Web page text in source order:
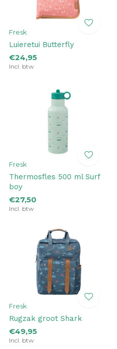
Fresk
Luieretui Butterfly
€24,95
Incl. btw
Fresk
Thermosfles 500 ml Surf
boy
€27,50
Incl. btw
Fresk
Rugzak groot Shark
€49,95
Incl. btw